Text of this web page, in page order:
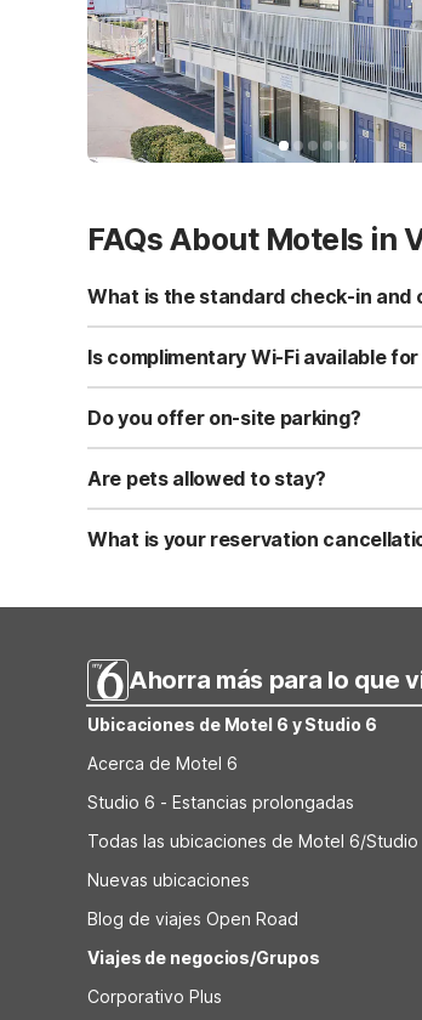
FAQs About Motels in
What is the standard check-in and
Standard check-in time is at 3:00 PM,
Is complimentary Wi-Fi available
Yes, we provide complimentary high-
Do you offer on-site parking?
Yes, free self-parking is available on-
Are pets allowed to stay?
Yes, we are a pet-friendly property. A
applicable fees.
What is your reservation
Ahorra más para lo que
Ubicaciones de Motel 6 y Studio 6
Acerca de Motel 6
Studio 6 - Estancias prolongadas
Todas las ubicaciones de Motel 6/Studio
Nuevas ubicaciones
Blog de viajes Open Road
Viajes de negocios/Grupos
Corporativo Plus